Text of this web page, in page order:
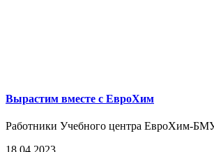
Вырастим вместе с ЕвроХим
Работники Учебного центра ЕвроХим-
18.04.2023